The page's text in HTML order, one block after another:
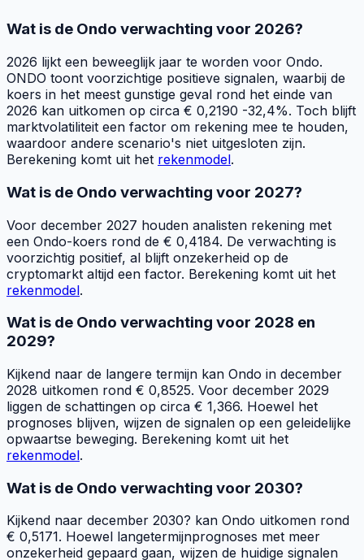
Wat is de Ondo verwachting voor 2026?
2026 lijkt een beweeglijk jaar te worden voor Ondo.
ONDO toont voorzichtige positieve signalen, waarbij de
koers in het meest gunstige geval rond het einde van
2026 kan uitkomen op circa € 0,2190 -32,4%. Toch blijft
marktvolatiliteit een factor om rekening mee te houden,
waardoor andere scenario's niet uitgesloten zijn.
Berekening komt uit het rekenmodel.
Wat is de Ondo verwachting voor 2027?
Voor december 2027 houden analisten rekening met
een Ondo-koers rond de € 0,4184. De verwachting is
voorzichtig positief, al blijft onzekerheid op de
cryptomarkt altijd een factor. Berekening komt uit het
rekenmodel.
Wat is de Ondo verwachting voor 2028 en
2029?
Kijkend naar de langere termijn kan Ondo in december
2028 uitkomen rond € 0,8525. Voor december 2029
liggen de schattingen op circa € 1,366. Hoewel het
prognoses blijven, wijzen de signalen op een geleidelijke
opwaartse beweging. Berekening komt uit het
rekenmodel.
Wat is de Ondo verwachting voor 2030?
Kijkend naar december 2030? kan Ondo uitkomen rond
€ 0,5171. Hoewel langetermijnprognoses met meer
onzekerheid gepaard gaan, wijzen de huidige signalen